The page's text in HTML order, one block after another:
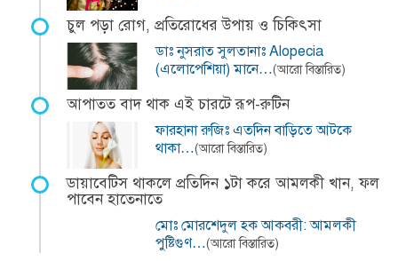
চুল পড়া রোগ, প্রতিরোধের উপায় ও চিকিৎসা
ডাঃ নুসরাত সুলতানাঃ Alopecia
(এলোপেশিয়া) মানে…(আরো বিস্তারিত)
আপাতত বাদ থাক এই চারটে রূপ-রুটিন
ফারহানা রুজিঃ এতদিন বাড়িতে আটকে
থাকা…(আরো বিস্তারিত)
ডায়াবেটিস থাকলে প্রতিদিন ১টা করে আমলকী খান, ফল
পাবেন হাতেনাতে
মোঃ মোরশেদুল হক আকবরী: আমলকী
পুষ্টিগুণ…(আরো বিস্তারিত)